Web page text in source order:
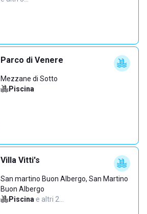
Parco di Venere
Mezzane di Sotto
Piscina
Villa Vitti's
San martino Buon Albergo, San Martino
Buon Albergo
Piscina·e altri 2…